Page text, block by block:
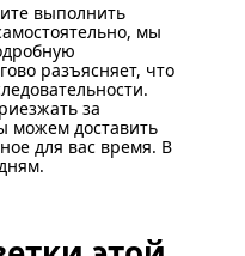
выполнить
мы
разъясняет, что
за
можем доставить
для вас время. В